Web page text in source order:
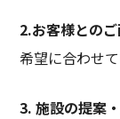
2.お客様との
希望に合わせ
3. 施設の提案